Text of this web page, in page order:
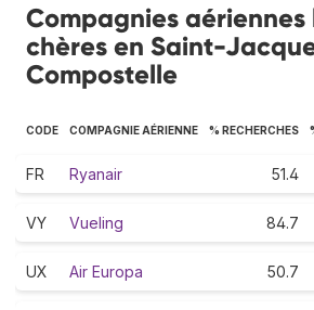
Compagnies aériennes
chères en Saint-
Compostelle
CODE COMPAGNIE AÉRIENNE % RECHERCHES
FR Ryanair 51.4
VY Vueling 84.7
UX Air Europa 50.7